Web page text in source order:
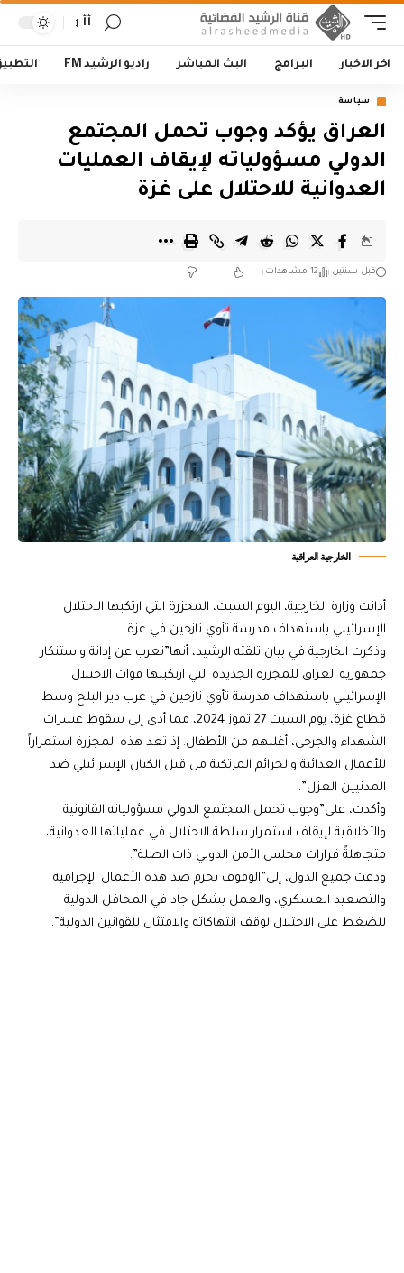
أأ
اخر الاخبار البرامج البث المباشر راديو الرشيد FM
سياسة
العراق يؤكد وجوب تحمل المجتمع
الدولي مسؤولياته لإيقاف العمليات
العدوانية للاحتلال على غزة
قبل سنتين 12 مشاهدات
الخارجية العراقية
أدانت وزارة الخارجية، اليوم السبت، المجزرة التي ارتكبها الاحتلال
الإسرائيلي باستهداف مدرسة تأوي نازحين في غزة.
وذكرت الخارجية في بيان تلقته الرشيد، أنها”تعرب عن إدانة واستنكار
جمهورية العراق للمجزرة الجديدة التي ارتكبتها قوات الاحتلال
الإسرائيلي باستهداف مدرسة تأوي نازحين في غرب دير البلح وسط
قطاع غزة، يوم السبت 27 تموز 2024، مما أدى إلى سقوط عشرات
الشهداء والجرحى، أغلبهم من الأطفال. إذ تعد هذه المجزرة استمراراً
للأعمال العدائية والجرائم المرتكبة من قبل الكيان الإسرائيلي ضد
المدنيين العزل”.
وأكدت، على”وجوب تحمل المجتمع الدولي مسؤولياته القانونية
والأخلاقية لإيقاف استمرار سلطة الاحتلال في عملياتها العدوانية،
متجاهلةً قرارات مجلس الأمن الدولي ذات الصلة”.
ودعت جميع الدول، إلى”الوقوف بحزم ضد هذه الأعمال الإجرامية
والتصعيد العسكري، والعمل بشكل جاد في المحافل الدولية
للضغط على الاحتلال لوقف انتهاكاته والامتثال للقوانين الدولية”.